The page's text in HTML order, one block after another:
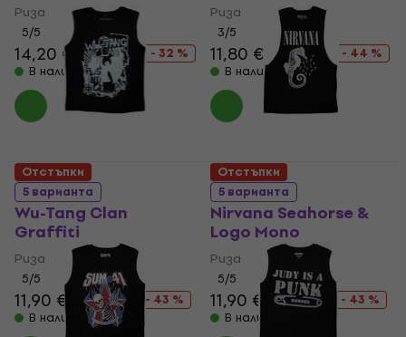
Риза
5/5
14,20 € 20,90 €
- 32 %
В наличност
Риза
3/5
11,80 € 20,90 €
- 44 %
В наличност
5 варианта
Wu-Tang Clan
Graffiti
Риза
5/5
11,90 € 20,90 €
- 43 %
В наличност
5 варианта
Nirvana Seahorse &
Logo Mono
Риза
5/5
11,90 € 20,90 €
- 43 %
В наличност
Отстъпки Отстъпки